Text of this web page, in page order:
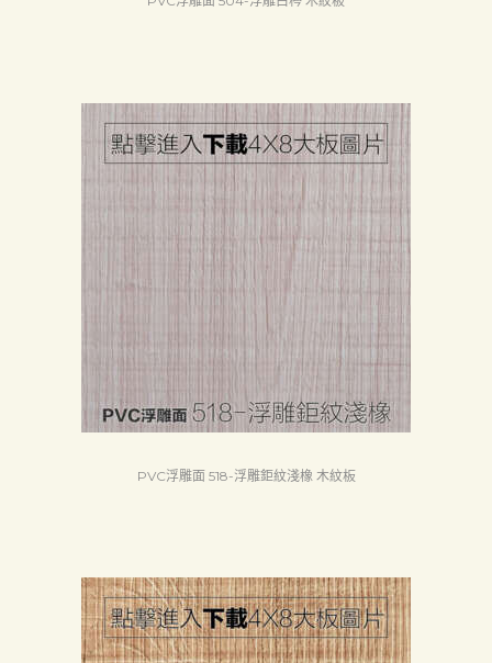
PVC浮雕面 518-浮雕鉅紋淺橡 木紋板